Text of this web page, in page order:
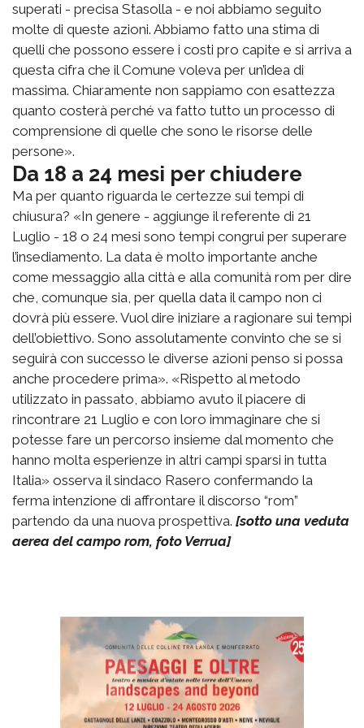
superati - precisa Stasolla - e noi abbiamo seguito
molte di queste azioni. Abbiamo fatto una stima di
quelli che possono essere i costi pro capite e si arriva a
questa cifra che il Comune voleva per un’idea di
massima. Chiaramente non sappiamo con esattezza
quanto costerà perché va fatto tutto un processo di
comprensione di quelle che sono le risorse delle
persone».
Da 18 a 24 mesi per chiudere
Ma per quanto riguarda le certezze sui tempi di
chiusura? «In genere - aggiunge il referente di 21
Luglio - 18 o 24 mesi sono tempi congrui per superare
l’insediamento. La data è molto importante anche
come messaggio alla città e alla comunità rom per dire
che, comunque sia, per quella data il campo non ci
dovrà più essere. Vuol dire iniziare a ragionare sui tempi
dell’obiettivo. Sono assolutamente convinto che se si
seguirà con successo le diverse azioni penso si possa
anche procedere prima». «Rispetto al metodo
utilizzato in passato, abbiamo avuto il piacere di
rincontrare 21 Luglio e con loro immaginare che si
potesse fare un percorso insieme dal momento che
hanno molta esperienze in altri campi sparsi in tutta
Italia» osserva il sindaco Rasero confermando la
ferma intenzione di affrontare il discorso “rom”
partendo da una nuova prospettiva. [sotto una veduta
aerea del campo rom, foto Verrua]